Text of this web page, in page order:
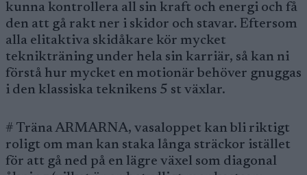
kunna kontrollera all sin kraft och energi och få
den att gå rakt ner i skidor och stavar. Eftersom
alla elitaktiva skidåkare kör mycket
teknikträning under hela sin karriär, så kan ni
förstå hur mycket en motionär behöver gnuggas
i den klassiska teknikens 5 st växlar.
# Träna ARMARNA, vasaloppet kan bli riktigt
roligt om man kan staka långa sträckor istället
för att gå ned på en lägre växel som diagonal